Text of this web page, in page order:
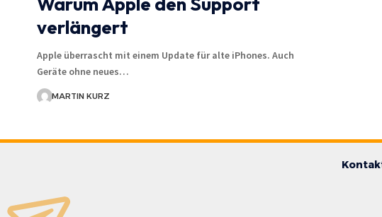
verlängert
Apple überrascht mit einem Update für alte iPhones. Auch
Geräte ohne neues…
MARTIN KURZ